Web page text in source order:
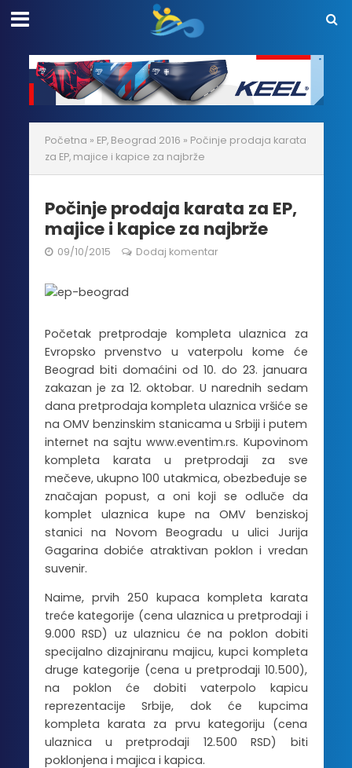
Početna » EP, Beograd 2016 » Počinje prodaja karata
za EP, majice i kapice za najbrže
Počinje prodaja karata za EP,
majice i kapice za najbrže
09/10/2015 Dodaj komentar
Početak pretprodaje kompleta ulaznica za
Evropsko prvenstvo u vaterpolu kome će
Beograd biti domaćini od 10. do 23. januara
zakazan je za 12. oktobar. U narednih sedam
dana pretprodaja kompleta ulaznica vršiće se
na OMV benzinskim stanicama u Srbiji i putem
internet na sajtu www.eventim.rs. Kupovinom
kompleta karata u pretprodaji za sve
mečeve, ukupno 100 utakmica, obezbeđuje se
značajan popust, a oni koji se odluče da
komplet ulaznica kupe na OMV benziskoj
stanici na Novom Beogradu u ulici Jurija
Gagarina dobiće atraktivan poklon i vredan
suvenir.
Naime, prvih 250 kupaca kompleta karata
treće kategorije (cena ulaznica u pretprodaji i
9.000 RSD) uz ulaznicu će na poklon dobiti
specijalno dizajniranu majicu, kupci kompleta
druge kategorije (cena u pretprodaji 10.500),
na poklon će dobiti vaterpolo kapicu
reprezentacije Srbije, dok će kupcima
kompleta karata za prvu kategoriju (cena
ulaznica u pretprodaji 12.500 RSD) biti
poklonjena i majica i kapica.